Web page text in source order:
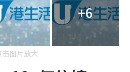
+6
击图片放大